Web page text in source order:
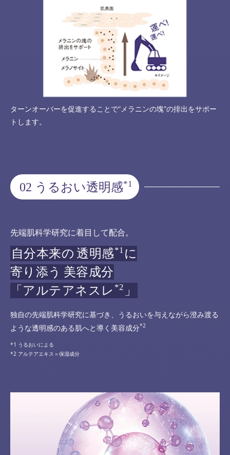
ターンオーバーを促進することで“メラニンの塊”の排出をサポー
トします。
02 うるおい透明感*1
先端肌科学研究に着目して配合。
自分本来の 透明感*1 に
寄り添う 美容成分
「アルテアネスレ *2 」
独自の先端肌科学研究に基づき、うるおいを与えながら澄み渡る
ような透明感のある肌へと導く美容成分*2
うるおいによる
アルテアエキス＝保湿成分